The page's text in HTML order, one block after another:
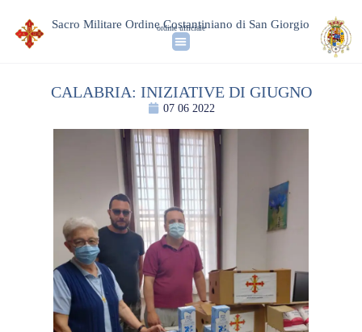
Sacro Militare Ordine Costantiniano di San Giorgio
ordine ufficiale
CALABRIA: INIZIATIVE DI GIUGNO
07 06 2022